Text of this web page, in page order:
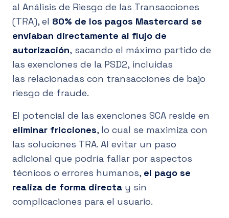
al Análisis de Riesgo de las Transacciones
(TRA), el 80% de los pagos Mastercard se
enviaban directamente al flujo de
autorización, sacando el máximo partido de
las exenciones de la PSD2, incluidas
las relacionadas con transacciones de bajo
riesgo de fraude.
El potencial de las exenciones SCA reside en
eliminar fricciones, lo cual se maximiza con
las soluciones TRA. Al evitar un paso
adicional que podría fallar por aspectos
técnicos o errores humanos, el pago se
realiza de forma directa y sin
complicaciones para el usuario.